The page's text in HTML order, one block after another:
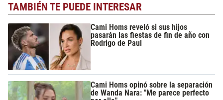
TAMBIÉN TE PUEDE INTERESAR
Cami Homs reveló si sus hijos
pasarán las fiestas de fin de año con
Rodrigo de Paul
Cami Homs opinó sobre la separación
de Wanda Nara: "Me parece perfecto